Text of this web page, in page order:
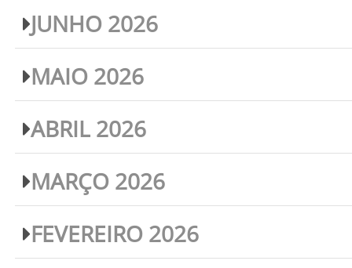
JUNHO 2026
MAIO 2026
ABRIL 2026
MARÇO 2026
FEVEREIRO 2026